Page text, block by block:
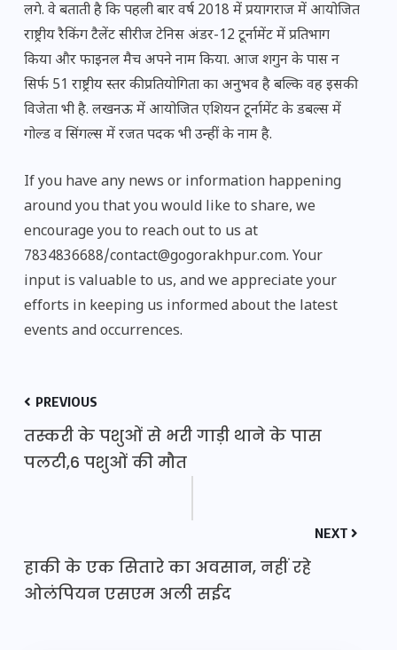
लगे. वे बताती है कि पहली बार वर्ष 2018 में प्रयागराज में आयोजित
राष्ट्रीय रैकिंग टैलेंट सीरीज टेनिस अंडर-12 टूर्नामेंट में प्रतिभाग
किया और फाइनल मैच अपने नाम किया. आज शगुन के पास न
सिर्फ 51 राष्ट्रीय स्तर की प्रतियोगिता का अनुभव है बल्कि वह इसकी
विजेता भी है. लखनऊ में आयोजित एशियन टूर्नामेंट के डबल्स में
गोल्ड व सिंगल्स में रजत पदक भी उन्हीं के नाम है.
If you have any news or information happening
around you that you would like to share, we
encourage you to reach out to us at
7834836688/contact@gogorakhpur.com. Your
input is valuable to us, and we appreciate your
efforts in keeping us informed about the latest
events and occurrences.
PREVIOUS
तस्करी के पशुओं से भरी गाड़ी थाने के पास
पलटी,6 पशुओं की मौत
NEXT
हाकी के एक सितारे का अवसान, नहीं रहे
ओलंपियन एसएम अली सईद